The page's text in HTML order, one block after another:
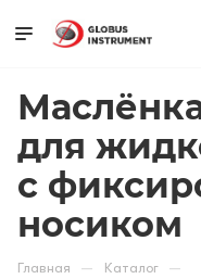
для
с
носиком
Главная — Каталог —